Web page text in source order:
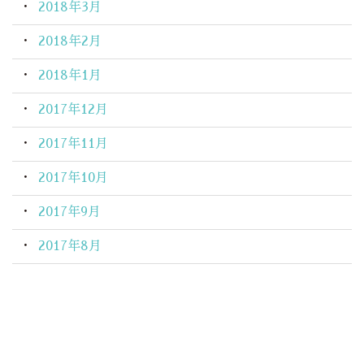
2018年3月
2018年2月
2018年1月
2017年12月
2017年11月
2017年10月
2017年9月
2017年8月